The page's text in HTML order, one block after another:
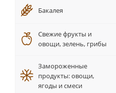
Бакалея
Свежие фрукты и
овощи, зелень, грибы
Замороженные
продукты: овощи,
ягоды и смеси